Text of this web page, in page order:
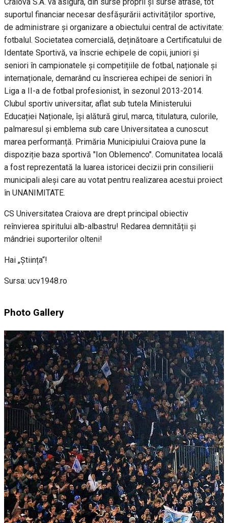
suportul financiar necesar desfășurării activităților sportive,
de administrare și organizare a obiectului central de activitate:
fotbalul. Societatea comercială, deținătoare a Certificatului de
Identate Sportivă, va înscrie echipele de copii, juniori și
seniori în campionatele și competițiile de fotbal, naționale și
internaționale, demarând cu înscrierea echipei de seniori în
Liga a II-a de fotbal profesionist, în sezonul 2013-2014.
Clubul sportiv universitar, aflat sub tutela Ministerului
Educației Naționale, își alătură girul, marca, titulatura, culorile,
palmaresul și emblema sub care Universitatea a cunoscut
marea performanță. Primăria Municipiului Craiova pune la
dispoziție baza sportivă "Ion Oblemenco". Comunitatea locală
a fost reprezentată la luarea istoricei decizii prin consilierii
municipali aleși care au votat pentru realizarea acestui proiect
în UNANIMITATE.
CS Universitatea Craiova are drept principal obiectiv
reînvierea spiritului alb-albastru! Redarea demnității și
mândriei suporterilor olteni!
Hai „Știința“!
Sursa: ucv1948.ro
Photo Gallery